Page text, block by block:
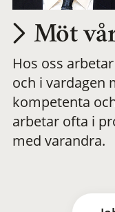
Möt
Hos oss
och i vardagen
kompetenta
arbetar ofta i
med varandra.